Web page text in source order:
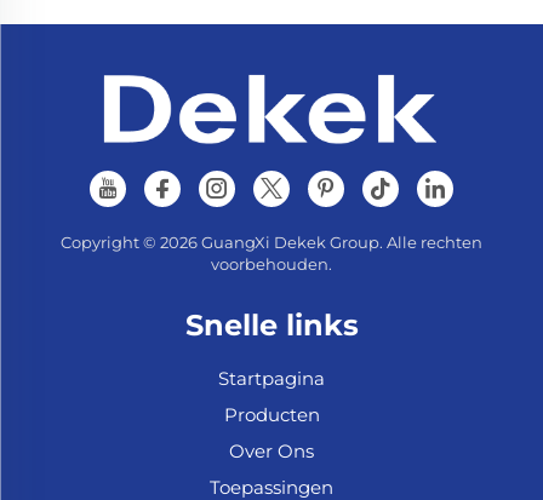
Copyright © 2026 GuangXi Dekek Group. Alle rechten
voorbehouden.
Snelle links
Startpagina
Producten
Over Ons
Toepassingen